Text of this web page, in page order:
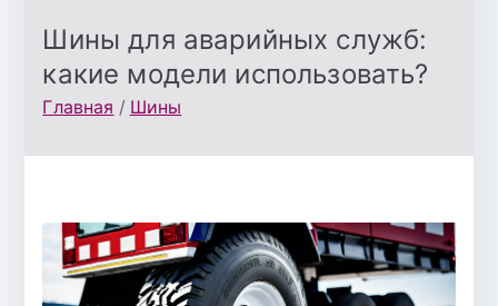
Шины для аварийных служб:
какие модели использовать?
Главная Шины